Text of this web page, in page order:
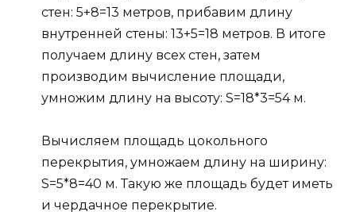
стен: 5+8=13 метров, прибавим длину
внутренней стены: 13+5=18 метров. В итоге
получаем длину всех стен, затем
производим вычисление площади,
умножим длину на высоту: S=18*3=54 м.
Вычисляем площадь цокольного
перекрытия, умножаем длину на ширину:
S=5*8=40 м. Такую же площадь будет иметь
и чердачное перекрытие.